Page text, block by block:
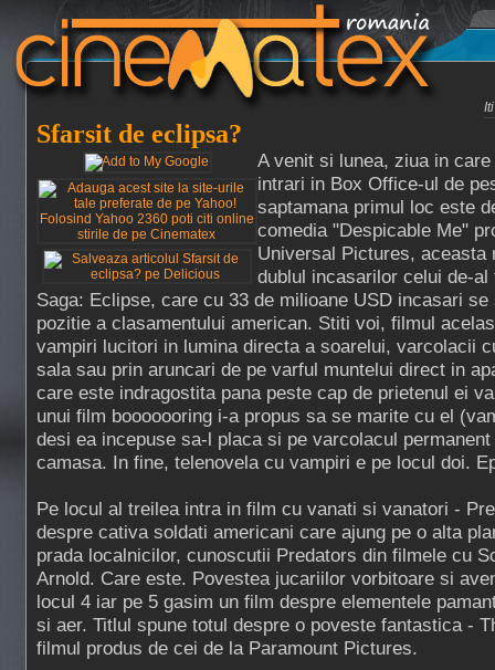
Sfarsit de eclipsa?
A venit si lunea, ziua in
intrari in Box Office-ul de
saptamana primul loc este
comedia "Despicable Me"
Universal Pictures, aceasta
dublul incasarilor celui de-
Saga: Eclipse, care cu 33 de milioane USD incasari se
pozitie a clasamentului american. Stiti voi, filmul
vampiri lucitori in lumina directa a soarelui, varcolacii
sala sau prin aruncari de pe varful muntelui direct in
care este indragostita pana peste cap de prietenul ei
unui film booooooring i-a propus sa se marite cu el
desi ea incepuse sa-l placa si pe varcolacul
camasa. In fine, telenovela cu vampiri e pe locul doi.
Pe locul al treilea intra in film cu vanati si vanatori -
despre cativa soldati americani care ajung pe o alta
prada localnicilor, cunoscutii Predators din filmele cu
Arnold. Care este. Povestea jucariilor vorbitoare si
locul 4 iar pe 5 gasim un film despre elementele
si aer. Titlul spune totul despre o poveste fantastica -
filmul produs de cei de la Paramount Pictures.